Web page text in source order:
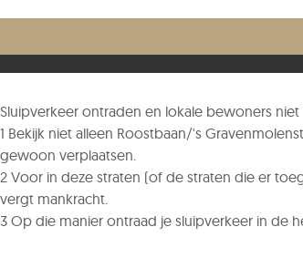
verdwijnen. Ik ben gekant tegen een harde
werk in Grimbergen ontzeggen, dewelke ze
Sluipverkeer ontraden en lokale bewoners
1 Bekijk niet alleen Roostbaan/'s
gewoon verplaatsen.
2 Voor in deze straten (of de straten die er
vergt mankracht.
3 Op die manier ontraad je sluipverkeer in de